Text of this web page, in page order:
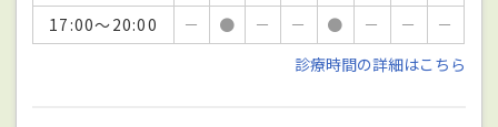
17:00～20:00
－ ● － － ● － －
－
診療時間の詳細はこちら